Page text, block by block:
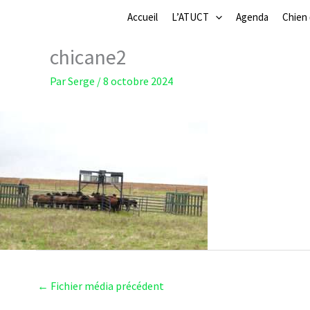
Accueil L’ATUCT Agenda
chicane2
ParSerge /8 octobre 2024
← Fichier média précédent